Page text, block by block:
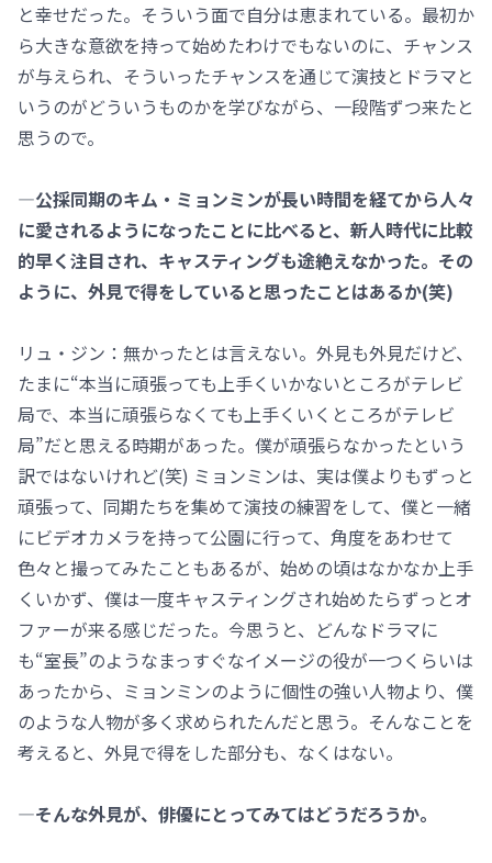
と幸せだった。そういう面で自分は恵まれている。最初か
ら大きな意欲を持って始めたわけでもないのに、チャンス
が与えられ、そういったチャンスを通じて演技とドラマと
いうのがどういうものかを学びながら、一段階ずつ来たと
思うので。
―公採同期のキム・ミョンミンが長い時間を経てから人々
に愛されるようになったことに比べると、新人時代に比較
的早く注目され、キャスティングも途絶えなかった。その
ように、外見で得をしていると思ったことはあるか(笑)
リュ・ジン：無かったとは言えない。外見も外見だけど、
たまに“本当に頑張っても上手くいかないところがテレビ
局で、本当に頑張らなくても上手くいくところがテレビ
局”だと思える時期があった。僕が頑張らなかったという
訳ではないけれど(笑) ミョンミンは、実は僕よりもずっと
頑張って、同期たちを集めて演技の練習をして、僕と一緒
にビデオカメラを持って公園に行って、角度をあわせて
色々と撮ってみたこともあるが、始めの頃はなかなか上手
くいかず、僕は一度キャスティングされ始めたらずっとオ
ファーが来る感じだった。今思うと、どんなドラマに
も“室長”のようなまっすぐなイメージの役が一つくらいは
あったから、ミョンミンのように個性の強い人物より、僕
のような人物が多く求められたんだと思う。そんなことを
考えると、外見で得をした部分も、なくはない。
―そんな外見が、俳優にとってみてはどうだろうか。